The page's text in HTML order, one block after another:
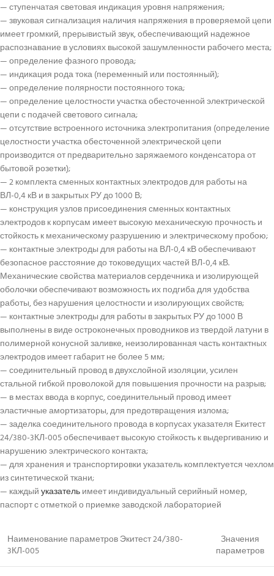
— ступенчатая световая индикация уровня напряжения;
— звуковая сигнализация наличия напряжения в проверяемой цепи
имеет громкий, прерывистый звук, обеспечивающий надежное
распознавание в условиях высокой зашумленности рабочего места;
— определение фазного провода;
— индикация рода тока (переменный или постоянный);
— определение полярности постоянного тока;
— определение целостности участка обесточенной электрической
цепи с подачей светового сигнала;
— отсутствие встроенного источника электропитания (определение
целостности участка обесточенной электрической цепи
производится от предварительно заряжаемого конденсатора от
бытовой розетки);
— 2 комплекта сменных контактных электродов для работы на
ВЛ-0,4 кВ и в закрытых РУ до 1000 В;
— конструкция узлов присоединения сменных контактных
электродов к корпусам имеет высокую механическую прочность и
стойкость к механическому разрушению и электрическому пробою;
— контактные электроды для работы на ВЛ-0,4 кВ обеспечивают
безопасное расстояние до токоведущих частей ВЛ-0,4 кВ.
Механические свойства материалов сердечника и изолирующей
оболочки обеспечивают возможность их подгиба для удобства
работы, без нарушения целостности и изолирующих свойств;
— контактные электроды для работы в закрытых РУ до 1000 В
выполнены в виде остроконечных проводников из твердой латуни в
полимерной конусной заливке, неизолированная часть контактных
электродов имеет габарит не более 5 мм;
— соединительный провод в двухслойной изоляции, усилен
стальной гибкой проволокой для повышения прочности на разрыв;
— в местах ввода в корпус, соединительный провод имеет
эластичные амортизаторы, для предотвращения излома;
— заделка соединительного провода в корпусах указателя Екитест
24/380-3КЛ-005 обеспечивает высокую стойкость к выдергиванию и
нарушению электрического контакта;
— для хранения и транспортировки указатель комплектуется чехлом
из синтетической ткани;
— каждыйуказательимеет индивидуальный серийный номер,
паспорт с отметкой о приемке заводской лабораторией
Наименование параметров Экитест 24/380-
3КЛ-005
Значения
параметров